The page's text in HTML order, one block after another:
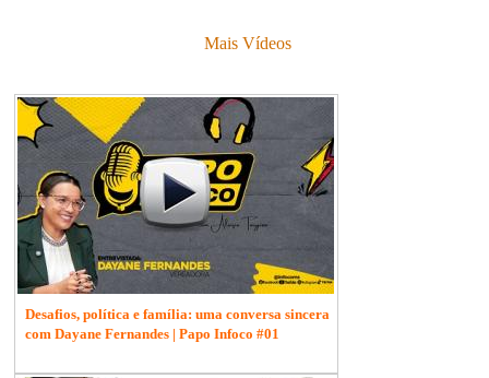
Mais Vídeos
Desafios, política e família: uma conversa sincera
com Dayane Fernandes | Papo Infoco #01